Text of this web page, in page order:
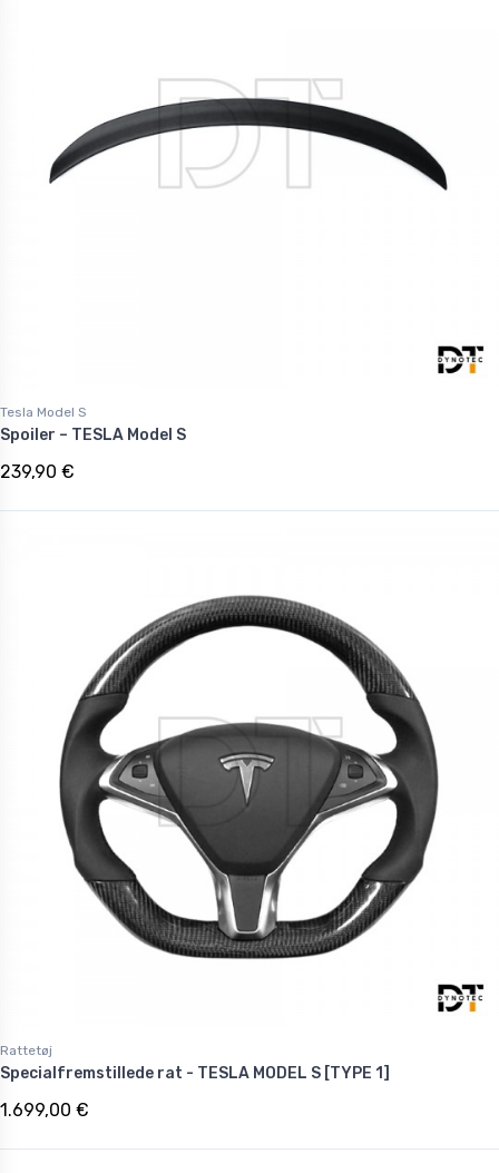
Tesla Model S
Spoiler – TESLA Model S
239,90 €
Rattetøj
Specialfremstillede rat - TESLA MODEL S [TYPE 1]
1.699,00 €